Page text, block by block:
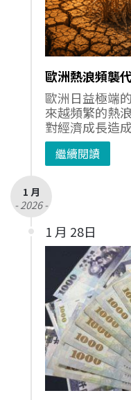
歐洲熱浪頻襲
歐洲日益極端
來越頻繁的熱
對經濟成長造
繼續閱讀
1 月
- 2026 -
1 月 28日